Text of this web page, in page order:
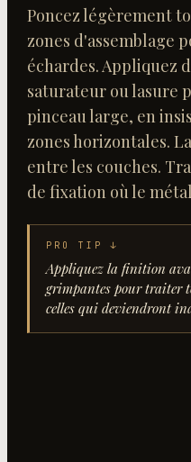
Poncez légèrement
zones d'assemblage
échardes. Appliquez
saturateur ou lasure
pinceau large, en
zones horizontales.
entre les couches.
de fixation où le
PRO TIP ↓
Appliquez la finition
grimpantes pour traiter
celles qui deviendront